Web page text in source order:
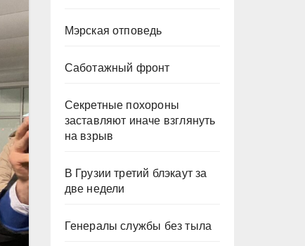
Мэрская отповедь
Саботажный фронт
Секретные похороны
заставляют иначе взглянуть
на взрыв
В Грузии третий блэкаут за
две недели
Генералы службы без тыла